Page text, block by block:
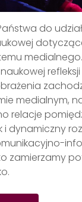
do
medialnym,
relacje
i dynamiczny
zamierzamy